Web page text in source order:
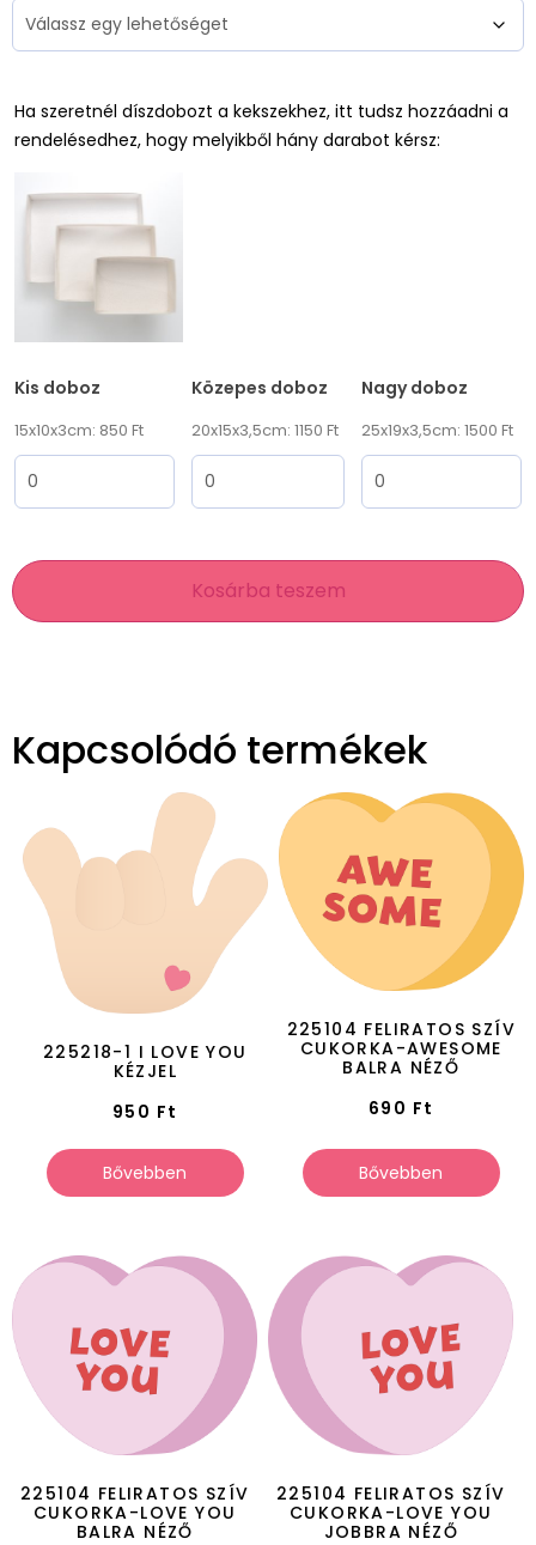
Ha szeretnél díszdobozt a kekszekhez, itt tudsz hozzáadni a
rendelésedhez, hogy melyikből hány darabot kérsz:
Kis doboz
15x10x3cm: 850 Ft
Közepes doboz
20x15x3,5cm: 1150 Ft
Nagy doboz
25x19x3,5cm: 1500 Ft
Kosárba teszem
Kapcsolódó termékek
225218-1 I LOVE YOU
KÉZJEL
950 Ft
Bővebben
225104 FELIRATOS SZÍV
CUKORKA-AWESOME
BALRA NÉZŐ
690 Ft
Bővebben
225104 FELIRATOS SZÍV
CUKORKA-LOVE YOU
BALRA NÉZŐ
225104 FELIRATOS SZÍV
CUKORKA-LOVE YOU
JOBBRA NÉZŐ